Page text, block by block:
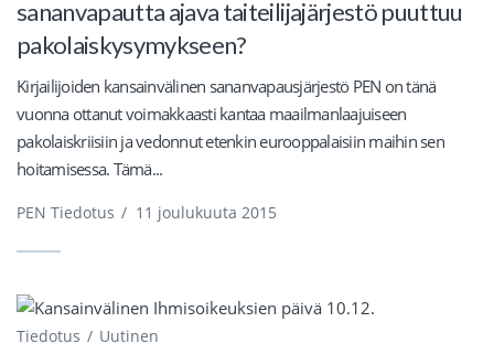
sananvapautta ajava taiteilijajärjestö puuttuu
pakolaiskysymykseen?
Kirjailijoiden kansainvälinen sananvapausjärjestö PEN on tänä
vuonna ottanut voimakkaasti kantaa maailmanlaajuiseen
pakolaiskriisiin ja vedonnut etenkin eurooppalaisiin maihin sen
hoitamisessa. Tämä...
PEN Tiedotus / 11 joulukuuta 2015
Tiedotus Uutinen